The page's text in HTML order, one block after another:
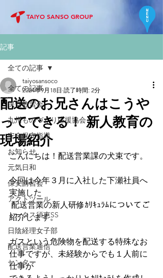
TAIYO SANSO GROUP
記事
全ての記事
保安教習会
九州ものづくり応援協会
安全保安指導
お知らせ
元気日和
保安講習会
アクトツール
トータス須恵SS
日陰経理女子部
配送営業通信
センター
全ての記事
配送のお兄さんはこうや
ってできる！ 新人教育の
現場紹介
taiyosansoco
2024年9月18日 読了時間: 2分
こんにちは！配送営業課の犬束です。
今回は今年３月に入社した下瀬社員へ
実施した
配送営業の新人研修ｶﾘｷｭﾗﾑについてご
紹介します。
ガスという危険物を配送する特殊なお
仕事ですが、未経験からでも１人前に
仕事が